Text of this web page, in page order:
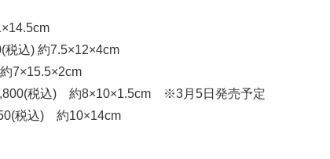
税込) 約7.5×12×4cm
7×15.5×2cm
税込) 約8×10×1.5cm ※3月5日発売予定
税込) 約10×14cm